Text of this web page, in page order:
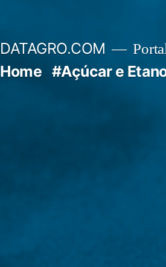
DATAGRO.COM
Home #Açúcar e